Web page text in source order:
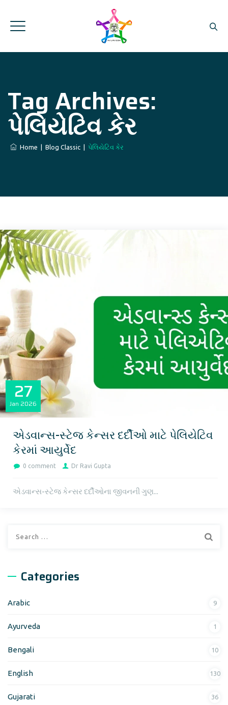
Tag Archives:
પેલિયેટિવ કેર
Home Blog Classic પેલિયેટિવ કેર
27
Jan 2026
એડવાન્સ-સ્ટેજ કેન્સર દર્દીઓ માટે પેલિયેટિવ
કેરમાં આયુર્વેદ
0 comment Dr Ravi Gupta
એડવાન્સ-સ્ટેજ કેન્સર દર્દીઓના જીવનની ગુણ...
Categories
Arabic 9
Ayurveda 1
Bengali 10
English 130
Gujarati 36